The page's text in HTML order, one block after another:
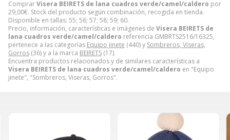
ComprarVisera BEIRETS de lana cuadros verde/camel/caldero por
29,00€. Stock del producto según combinación, recogida en tienda.
Disponible en tallas: 55; 56; 57; 58; 59; 60.
Precio, información, características e imágenes de Visera BEIRETS de
lana cuadros verde/camel/caldero referencia GMBRTS2516/16325,
pertenece a las categorías Equipo jinete (440) y Sombreros, Viseras,
Gorros (36) y a la marca BEIRETS (17).
Encuentra productos relacionados y de similares características a
Visera BEIRETS de lana cuadros verde/camel/caldero en "Equipo
jinete", "Sombreros, Viseras, Gorros".